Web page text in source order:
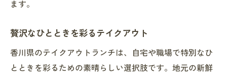
ます。
贅沢なひとときを彩るテイクアウト
香川県のテイクアウトランチは、自宅や職場で特別なひ
とときを彩るための素晴らしい選択肢です。地元の新鮮